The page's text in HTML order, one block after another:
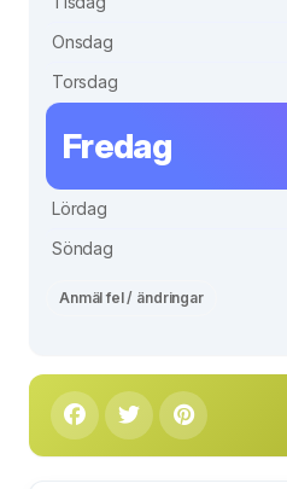
Onsdag
Torsdag
Fredag
Lördag
Söndag
Anmäl fel / ändringar